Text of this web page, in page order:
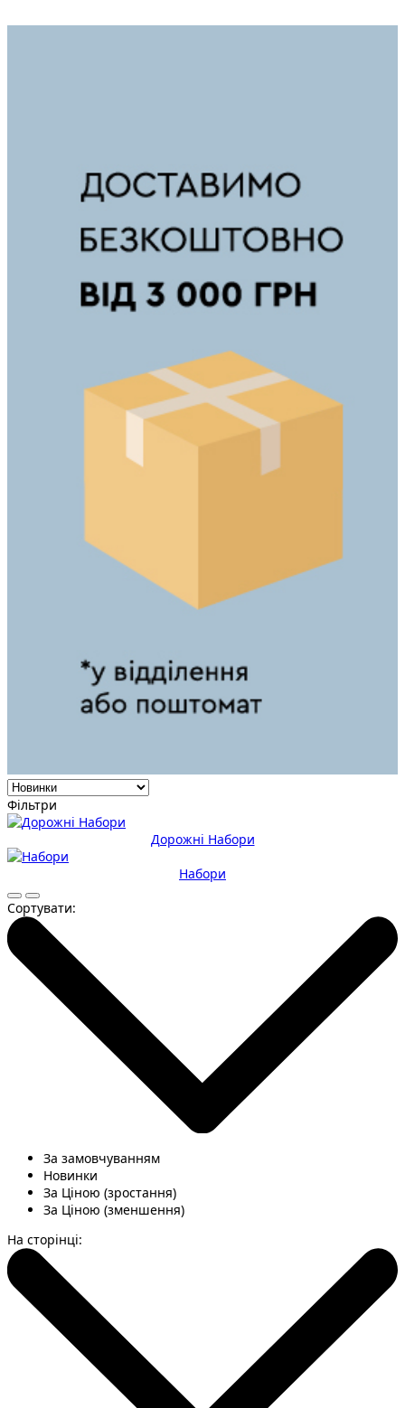
Фільтри
Дорожні Набори
Набори
Сортувати:
За замовчуванням
Новинки
За Ціною (зростання)
За Ціною (зменшення)
На сторінці: